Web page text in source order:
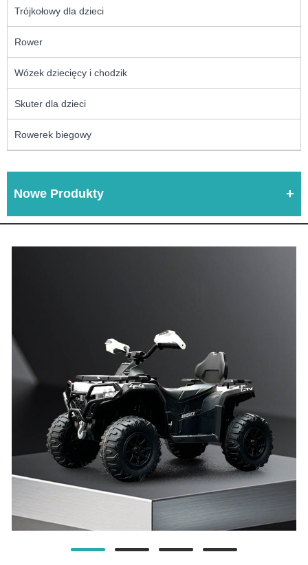
Trójkołowy dla dzieci
Rower
Wózek dziecięcy i chodzik
Skuter dla dzieci
Rowerek biegowy
Nowe Produkty